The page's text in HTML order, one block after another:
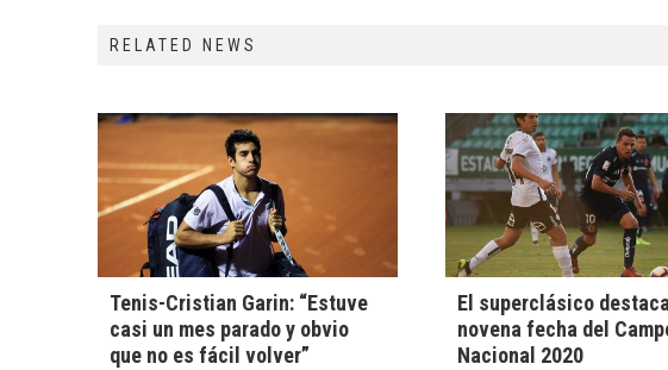
RELATED NEWS
Tenis-Cristian Garin: “Estuve
casi un mes parado y obvio
que no es fácil volver”
El superclásico
novena fecha del
Nacional 2020